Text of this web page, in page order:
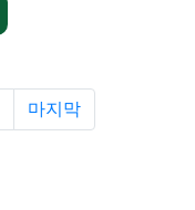
마지막